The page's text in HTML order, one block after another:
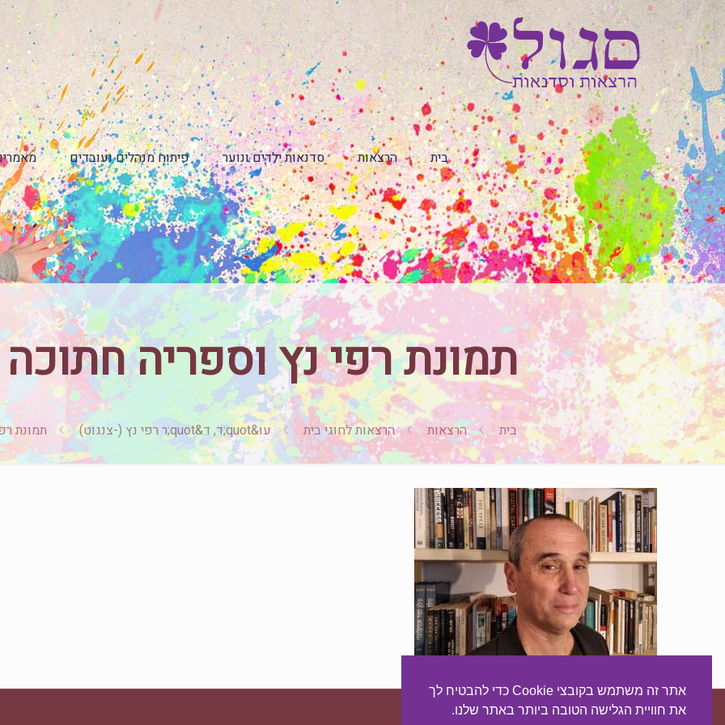
בית הרצאות סדנאות ילדים ונוער פיתוח מנהלים ועובדים
תמונת רפי נץ וספריה
בית הרצאות הרצאות לחוגי בית עו&quot;ד, ד&quot;ר רפי נץ (-צנגוט) תמונת
אתר זה משתמש בקובצי Cookie כדי להבטיח לך
את חוויית הגלישה הטובה ביותר באתר שלנו.